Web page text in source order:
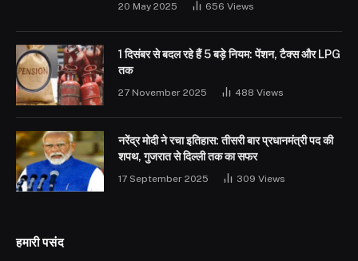
20 May 2025 656 Views
1 दिसंबर से बदल रहे हैं 5 बड़े नियम: पेंशन, टैक्स और LPG
तक
27 November 2025 488 Views
नरेंद्र मोदी ने रचा इतिहास: तीसरी बार प्रधानमंत्री पद की
शपथ, गुजरात से दिल्ली तक का सफर
17 September 2025 309 Views
हमारी पसंद